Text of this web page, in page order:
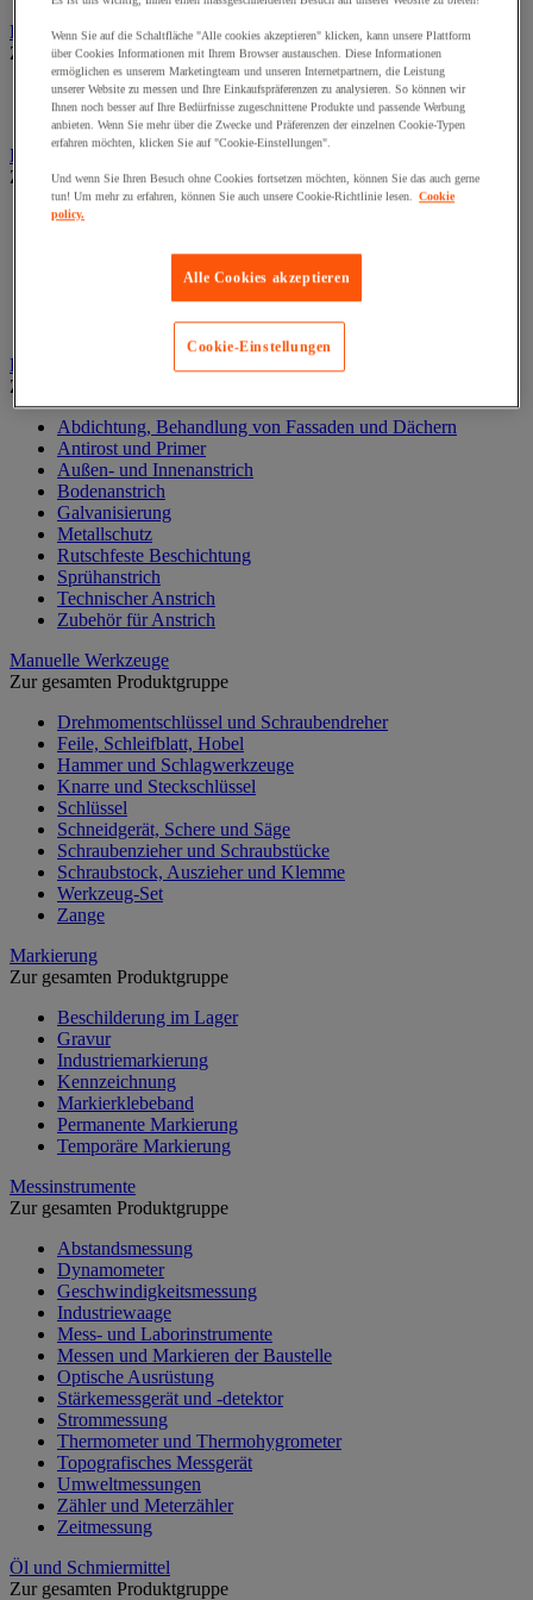
Elektrowerkzeug
Zur gesamten Produktgruppe
Elektrowerkzeug mit Kabel
Kabelloses Elektrowerkzeug
Kleben und Abdichten
Zur gesamten Produktgruppe
Industrie- und Wartungskleber
Klebstoff und Dichtmasse zur Isolierung, Schalldämmung
Oberflächenbehandlung- und Reinigung
Zubehör zum Kleben und Abdichten
Lackieren und Beschichten
Zur gesamten Produktgruppe
Abdichtung, Behandlung von Fassaden und Dächern
Antirost und Primer
Außen- und Innenanstrich
Bodenanstrich
Galvanisierung
Metallschutz
Rutschfeste Beschichtung
Sprühanstrich
Technischer Anstrich
Zubehör für Anstrich
Manuelle Werkzeuge
Zur gesamten Produktgruppe
Drehmomentschlüssel und Schraubendreher
Feile, Schleifblatt, Hobel
Hammer und Schlagwerkzeuge
Knarre und Steckschlüssel
Schlüssel
Schneidgerät, Schere und Säge
Schraubenzieher und Schraubstücke
Schraubstock, Auszieher und Klemme
Werkzeug-Set
Zange
Markierung
Zur gesamten Produktgruppe
Beschilderung im Lager
Gravur
Industriemarkierung
Kennzeichnung
Markierklebeband
Permanente Markierung
Temporäre Markierung
Messinstrumente
Zur gesamten Produktgruppe
Abstandsmessung
Dynamometer
Geschwindigkeitsmessung
Industriewaage
Mess- und Laborinstrumente
Messen und Markieren der Baustelle
Optische Ausrüstung
Stärkemessgerät und -detektor
Strommessung
Thermometer und Thermohygrometer
Topografisches Messgerät
Umweltmessungen
Zähler und Meterzähler
Zeitmessung
Öl und Schmiermittel
Zur gesamten Produktgruppe
Wenn Sie auf die Schaltfläche "Alle cookies akzeptieren" klicken, kann unsere Plattform
über Cookies Informationen mit Ihrem Browser austauschen. Diese Informationen
ermöglichen es unserem Marketingteam und unseren Internetpartnern, die Leistung
unserer Website zu messen und Ihre Einkaufspräferenzen zu analysieren. So können wir
Ihnen noch besser auf Ihre Bedürfnisse zugeschnittene Produkte und passende Werbung
anbieten. Wenn Sie mehr über die Zwecke und Präferenzen der einzelnen Cookie-Typen
erfahren möchten, klicken Sie auf "Cookie-Einstellungen".
Und wenn Sie Ihren Besuch ohne Cookies fortsetzen möchten, können Sie das auch gerne
tun! Um mehr zu erfahren, können Sie auch unsere Cookie-Richtlinie lesen. Cookie
policy.
Alle Cookies akzeptieren
Cookie-Einstellungen